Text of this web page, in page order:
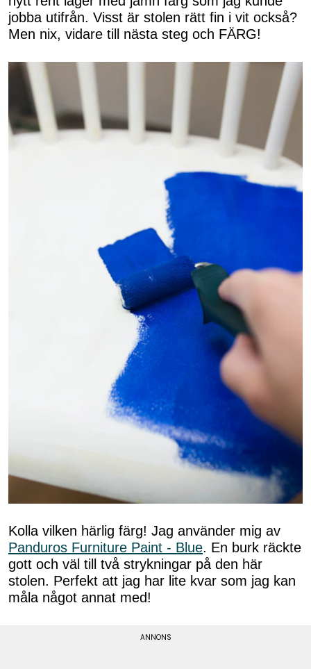
jobba utifrån. Visst är stolen rätt fin i vit också?
Men nix, vidare till nästa steg och FÄRG!
Kolla vilken härlig färg! Jag använder mig av
Panduros Furniture Paint - Blue. En burk räckte
gott och väl till två strykningar på den här
stolen. Perfekt att jag har lite kvar som jag kan
måla något annat med!